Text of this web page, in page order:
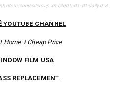
sitemap.xml 2000-01-01 daily 0.8
YOUTUBE CHANNEL
Home + Cheap Price
FILM USA
REPLACEMENT